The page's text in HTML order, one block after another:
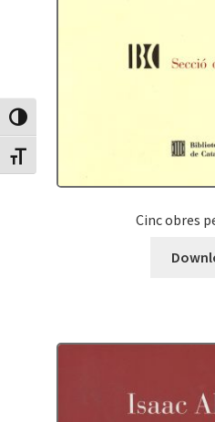
Canvia Alt Contrast
Canvia mida de lletra
Cinc obres